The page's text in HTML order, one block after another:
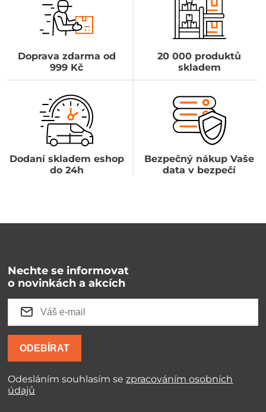
Doprava zdarma od
999 Kč
20 000 produktů
skladem
Dodaní skladem eshop
do 24h
Bezpečný nákup Vaše
data v bezpečí
Nechte se informovat
o novinkách a akcích
ODEBÍRAT
Odesláním souhlasím sezpracováním osobních
údajů